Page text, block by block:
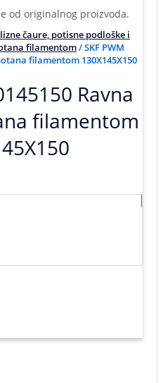
od originalnog proizvoda.
čaure, potisne podloške i
filamentom/ SKF PWM
filamentom 130X145X150
Ravna
filamentom